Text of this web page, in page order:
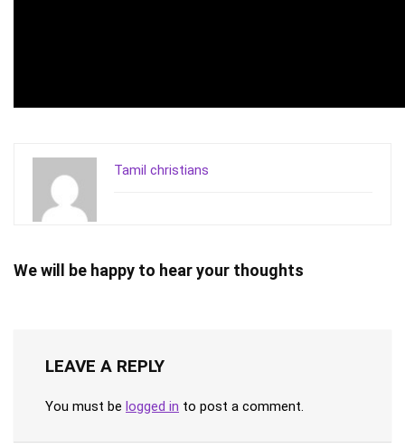
Tamil christians
We will be happy to hear your thoughts
LEAVE A REPLY
You must be logged in to post a comment.